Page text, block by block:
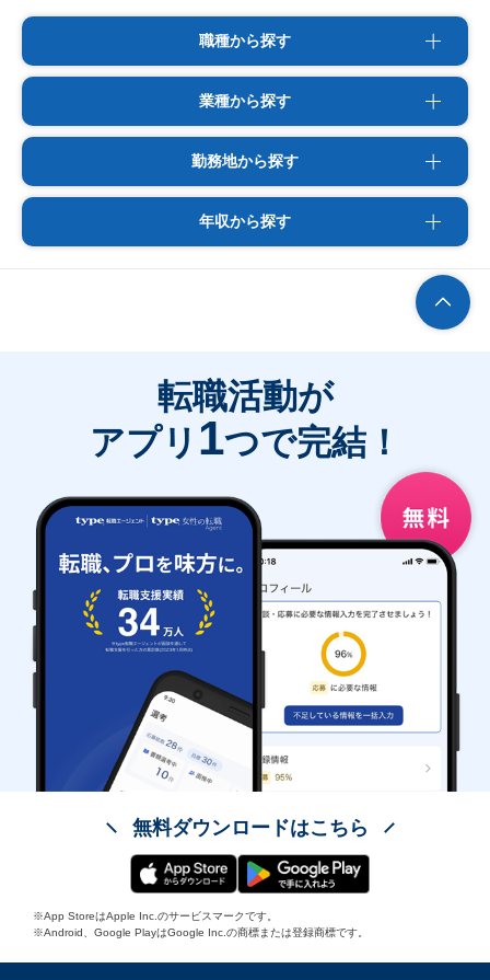
職種から探す
業種から探す
勤務地から探す
年収から探す
転職活動が
アプリ 1つで完結！
無料ダウンロードはこちら
※App StoreはApple Inc.のサービスマークです。
※Android、Google PlayはGoogle Inc.の商標または登録商標です。